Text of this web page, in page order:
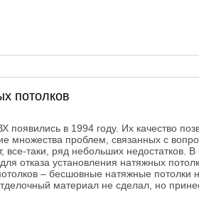
потолков
появились в 1994 году. Их качество
множества проблем, связанных с
все-таки, ряд небольших недостатков.
отказа установления натяжных
– бесшовные натяжные потолки
материал не сделал, но